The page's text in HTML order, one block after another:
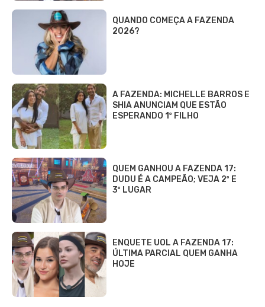
QUANDO COMEÇA A FAZENDA
2026?
A FAZENDA: MICHELLE BARROS E
SHIA ANUNCIAM QUE ESTÃO
ESPERANDO 1º FILHO
QUEM GANHOU A FAZENDA 17:
DUDU É A CAMPEÃO; VEJA 2º E
3º LUGAR
ENQUETE UOL A FAZENDA 17:
ÚLTIMA PARCIAL QUEM GANHA
HOJE